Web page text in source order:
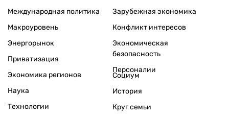
Международная политика
Макроуровень
Энергорынок
Приватизация
Экономика регионов
Зарубежная экономика
Конфликт интересов
Экономическая
безопасность
Персоналии
Наука
Технологии
Социум
История
Круг семьи